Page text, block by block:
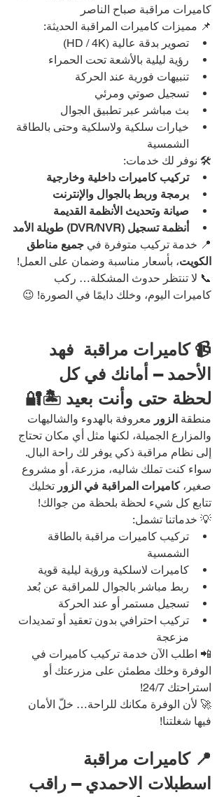
كاميرات مراقبة صباح الناصر
📌 مميزات كاميرات المراقبة الحديثة:
تصوير بدقة عالية (HD / 4K)
رؤية ليلية بالأشعة تحت الحمراء
تنبيهات فورية عند الحركة
تسجيل صوتي ومرئي
بث مباشر عبر تطبيق الجوال
خيارات سلكية ولاسلكية وحتى بالطاقة
الشمسية
🛠️ نوفر لك خدمات:
تركيب كاميرات داخلية وخارجية
برمجة وربط بالجوال والإنترنت
صيانة وتحديث الأنظمة القديمة
أنظمة تسجيل (DVR/NVR) طويلة الأمد
📍 خدمة تركيب متوفرة في جميع مناطق
الكويت، بأسعار مناسبة وضمان على العمل!
📞 لا تنتظر حدوث المشكلة… ركب
كاميرات اليوم، وخلك دايمًا في الصورة! 😉
📹 كاميرات مراقبة  فهد
الأحمد – أمانك في كل
لحظة حتى وأنت بعيد 🏝️🔐
منطقة الزور معروفة بالهدوء والشاليهات
والمزارع الجميلة، لكنها مثل أي مكان تحتاج
إلى نظام مراقبة ذكي يوفر لك راحة البال.
سواء كنت تملك شاليه، مزرعة، أو مشروع
صغير، كاميرات المراقبة في الزور تخليك
تتابع كل شيء لحظة بلحظة من جوالك!
💡 خدماتنا تشمل:
تركيب كاميرات مراقبة بالطاقة
الشمسية
كاميرات لاسلكية ورؤية ليلية قوية
ربط مباشر بالجوال للمراقبة عن بُعد
تسجيل مستمر أو عند الحركة
تركيب احترافي بدون تعقيد أو تمديدات
مزعجة
📲 اطلب الآن خدمة تركيب كاميرات في
الوفرة وخلك مطمئن على مزرعتك أو
استراحتك 24/7!
🚀 لأن الوفرة مكانك للراحة… خلّ الأمان
فيها شغلتنا!
📍 كاميرات مراقبة
اسطبلات الاحمدي – راقب